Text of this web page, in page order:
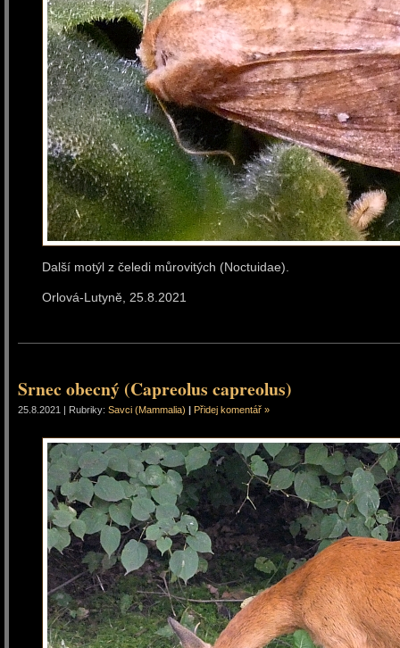
Další motýl z čeledi můrovitých (Noctuidae).
Orlová-Lutyně,
Srnec obecný (Capreolus capreolus)
25.8.2021 | Rubriky: Savci (Mammalia) | Přidej komentář »